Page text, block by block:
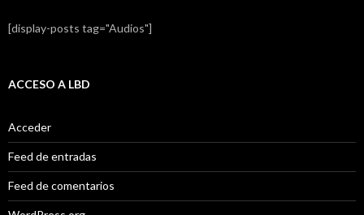
[display-posts tag="Audios"]
ACCESO A LBD
Acceder
Feed de entradas
Feed de comentarios